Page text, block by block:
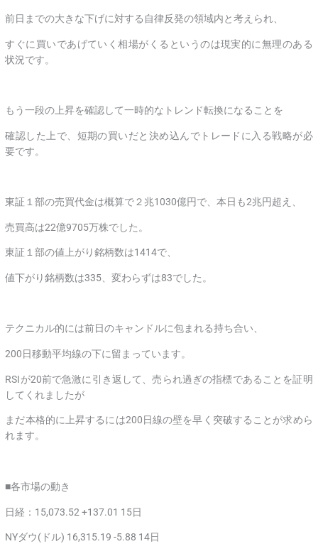
前日までの大きな下げに対する自律反発の領域内と考えられ、
すぐに買いであげていく相場がくるというのは現実的に無理のある
状況です。
もう一段の上昇を確認して一時的なトレンド転換になることを
確認した上で、短期の買いだと決め込んでトレードに入る戦略が必
要です。
東証１部の売買代金は概算で２兆1030億円で、本日も2兆円超え、
売買高は22億9705万株でした。
東証１部の値上がり銘柄数は1414で、
値下がり銘柄数は335、変わらずは83でした。
テクニカル的には前日のキャンドルに包まれる持ち合い、
200日移動平均線の下に留まっています。
RSIが20前で急激に引き返して、売られ過ぎの指標であることを証明
してくれましたが
まだ本格的に上昇するには200日線の壁を早く突破することが求めら
れます。
■各市場の動き
日経：15,073.52 +137.01 15日
NYダウ(ドル) 16,315.19 -5.88 14日